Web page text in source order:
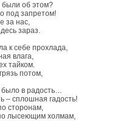
об этом?
под запретом!
за нас,
зараз.
к себе прохлада,
влага,
тайком.
потом,
было в радость…
– сплошная гадость!
сторонам,
лысеющим холмам,